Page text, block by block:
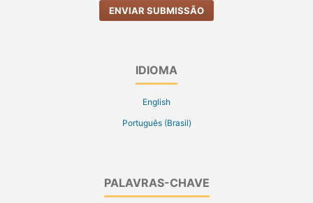
ENVIAR SUBMISSÃO
IDIOMA
English
Português (Brasil)
PALAVRAS-CHAVE